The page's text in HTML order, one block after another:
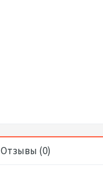
Отзывы (0)